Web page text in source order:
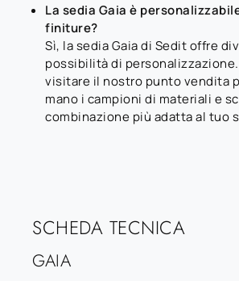
La sedia Gaia è
finiture?
Sì, la sedia Gaia di Sedit offre
possibilità di
visitare il nostro punto vendita
mano i campioni di materiali e
combinazione più adatta al tuo
SCHEDA TECNICA
GAIA